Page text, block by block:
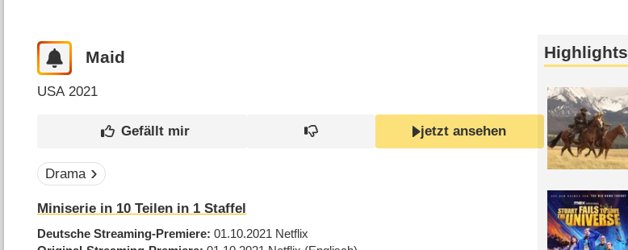
Maid
USA 2021
jetzt ansehen
Drama
Miniserie in 10 Teilen in 1 Staffel
Deutsche Streaming-Premiere 01.10.2021 Netflix
Highlights